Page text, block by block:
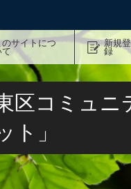
のサイトにつ
て
新規登
録
区コミュニ
ト」